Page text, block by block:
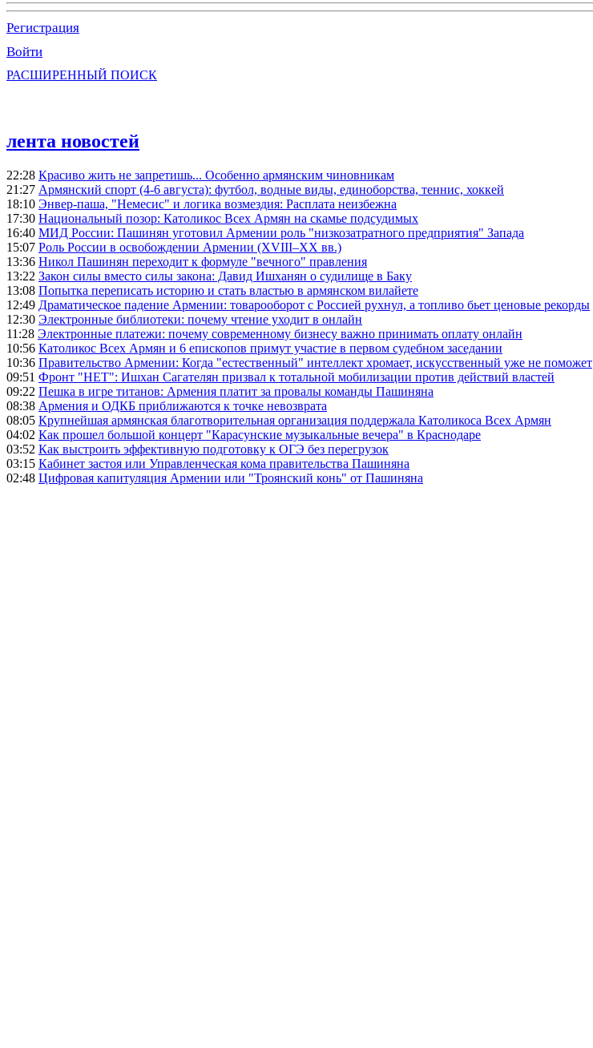
Регистрация
Войти
РАСШИРЕННЫЙ ПОИСК
лента новостей
22:28 Красиво жить не запретишь... Особенно армянским чиновникам
21:27 Армянский спорт (4-6 августа): футбол, водные виды, единоборства, теннис, хоккей
18:10 Энвер-паша, "Немесис" и логика возмездия: Расплата неизбежна
17:30 Национальный позор: Католикос Всех Армян на скамье подсудимых
16:40 МИД России: Пашинян уготовил Армении роль "низкозатратного предприятия" Запада
15:07 Роль России в освобождении Армении (XVIII–XX вв.)
13:36 Никол Пашинян переходит к формуле "вечного" правления
13:22 Закон силы вместо силы закона: Давид Ишханян о судилище в Баку
13:08 Попытка переписать историю и стать властью в армянском вилайете
12:49 Драматическое падение Армении: товарооборот с Россией рухнул, а топливо бьет ценовые рекорды
12:30 Электронные библиотеки: почему чтение уходит в онлайн
11:28 Электронные платежи: почему современному бизнесу важно принимать оплату онлайн
10:56 Католикос Всех Армян и 6 епископов примут участие в первом судебном заседании
10:36 Правительство Армении: Когда "естественный" интеллект хромает, искусственный уже не поможет
09:51 Фронт "НЕТ": Ишхан Сагателян призвал к тотальной мобилизации против действий властей
09:22 Пешка в игре титанов: Армения платит за провалы команды Пашиняна
08:38 Армения и ОДКБ приближаются к точке невозврата
08:05 Крупнейшая армянская благотворительная организация поддержала Католикоса Всех Армян
04:02 Как прошел большой концерт "Карасунские музыкальные вечера" в Краснодаре
03:52 Как выстроить эффективную подготовку к ОГЭ без перегрузок
03:15 Кабинет застоя или Управленческая кома правительства Пашиняна
02:48 Цифровая капитуляция Армении или "Троянский конь" от Пашиняна